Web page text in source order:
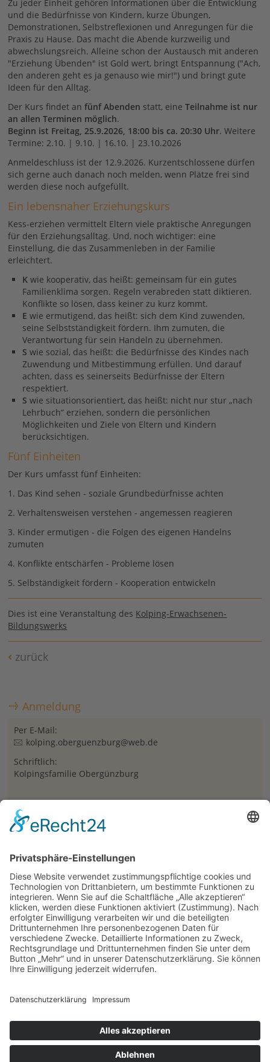
Zu jeder Einheit gehören Informationen über die Entwicklung
und die Bedürfnisse von Kindern, kurze Übungen,
Demonstrationen, Selbstreflexionen und Anregungen für die
Praxis zu Hause. Das macht die Abende kurzweilig und
abwechslungsreich. Alleine schon der Austausch mit anderen
"Erziehung Übenden" ist Gold wert, bringt Entspannung ("Ach,
den anderen geht es ja genauso wie mir!") und bringt gute
Ideen für den Alltag.
Der Kurs findet anfünf Abenden statt, eineTeilnahme ist nur
an allen Terminen möglich.
Beginn ist Freitag, 25.9.2026, 18:00 bis ca. 20:30 Uhr. Weitere
Termine: 2.10. | 9.10. | 16.10. | 23.10.2026
Anmeldeschluss ist der 12.9.2026. Kurzentschlossene dürfen
sich gerne auch danach noch melden, wenn Plätze frei sind
werden diese noch aufgefüllt.
Ein lebensnaher Erziehungskurs
Kess-erziehen vermittelt Eltern viele praktische Anregungen
für den Erziehungsalltag. Und, noch wichtiger: eine
Einstellung, die das Zusammenleben in der Familie
erleichtert.
K wie kooperativ, das heißt: gemeinsam für ein gutes
Familienklima sorgen. Regeln verabreden statt diktieren.
Konflikte so lösen, dass keiner zu kurz kommt.
E wie ermutigend, das heißt: sich dem Kind zuwenden,
seine Selbstständigkeit fördern. Ihm zumuten, die
Verantwortung für sein Handeln zu übernehmen.
S wie sozial, das heißt: die Bedürfnisse des Kindes nach
Zuwendung und Mitbestimmung erfüllen. Und darauf
achten, dass es seinerseits Bedürfnisse der Eltern
respektiert.
S wie situationsorientiert, das heißt: nicht nur stur „nach
Lehrbuch“ erziehen, sondern die persönlichen
Möglichkeiten und Ziele von Eltern und Kindern
berücksichtigen.
Fünf Einheiten
Der Kurs umfasst fünf Einheiten:
1. Das Kind sehen - soziale Grundbedürfnisse achten
2. Verhaltensweisen verstehen - angemessen reagieren
3. Kinder ermutigen - die Folgen des eigenen Handelns
zumuten
4. Konflikte entschärfen - Probleme lösen
5. Selbständigkeit fördern - Kooperation entwickeln
Dies ist eine Veranstaltung des Kolping-Erwachsenen-
Bildungswerks
zurück
Anmeldung
Per E-Mail:
kolping.oberguenzburg@web.de
Schriftlich:
Kolpingsfamilie Obergünzburg
Siehe auch
Links
Internetseite der Kolpingsfamilie Obergünzburg
Plakat herunterladen
© 2026 | Kolpingwerk Diözesanverband Augsburg
Datenschutzerklärung|Impressum